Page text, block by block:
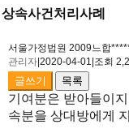
상속사건처리사례
서울가정법원 2009느합
관리자 2020-04-01 조회
글쓰기 목록
기여분은 받아들이
속분을 상대방에게